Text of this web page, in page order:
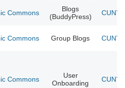
Commons
Blogs
(BuddyPress)
CUNY
Commons Group Blogs CUNY
Commons
User
Onboarding
CUNY